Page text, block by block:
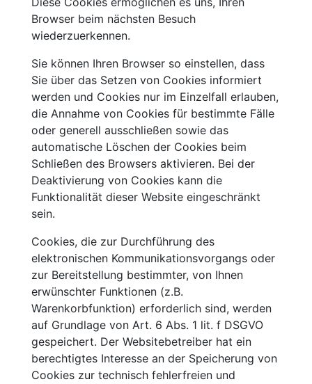
Browser beim nächsten Besuch
wiederzuerkennen.
Sie können Ihren Browser so einstellen, dass
Sie über das Setzen von Cookies informiert
werden und Cookies nur im Einzelfall erlauben,
die Annahme von Cookies für bestimmte Fälle
oder generell ausschließen sowie das
automatische Löschen der Cookies beim
Schließen des Browsers aktivieren. Bei der
Deaktivierung von Cookies kann die
Funktionalität dieser Website eingeschränkt
sein.
Cookies, die zur Durchführung des
elektronischen Kommunikationsvorgangs oder
zur Bereitstellung bestimmter, von Ihnen
erwünschter Funktionen (z.B.
Warenkorbfunktion) erforderlich sind, werden
auf Grundlage von Art. 6 Abs. 1 lit. f DSGVO
gespeichert. Der Websitebetreiber hat ein
berechtigtes Interesse an der Speicherung von
Cookies zur technisch fehlerfreien und